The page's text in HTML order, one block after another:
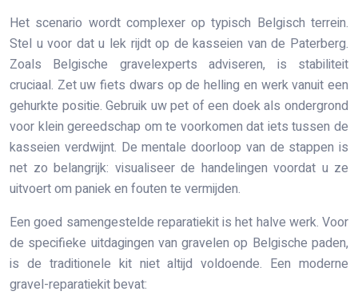
Het scenario wordt complexer op typisch Belgisch terrein.
Stel u voor dat u lek rijdt op de kasseien van de Paterberg.
Zoals Belgische gravelexperts adviseren, is stabiliteit
cruciaal. Zet uw fiets dwars op de helling en werk vanuit een
gehurkte positie. Gebruik uw pet of een doek als ondergrond
voor klein gereedschap om te voorkomen dat iets tussen de
kasseien verdwijnt. De mentale doorloop van de stappen is
net zo belangrijk: visualiseer de handelingen voordat u ze
uitvoert om paniek en fouten te vermijden.
Een goed samengestelde reparatiekit is het halve werk. Voor
de specifieke uitdagingen van gravelen op Belgische paden,
is de traditionele kit niet altijd voldoende. Een moderne
gravel-reparatiekit bevat: